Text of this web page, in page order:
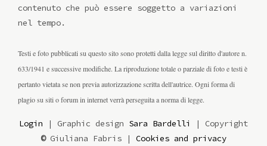
contenuto che può essere soggetto a variazioni
nel tempo.
Testi e foto pubblicati su questo sito sono protetti dalla legge sul diritto d'autore n.
633/1941 e successive modifiche. La riproduzione totale o parziale di foto e testi è
pertanto vietata se non previa autorizzazione scritta dell'autrice. Ogni forma di
plagio su siti o forum in internet verrà perseguita a norma di legge.
Login | Graphic design Sara Bardelli
| Copyright
© Giuliana Fabris | Cookies and privacy